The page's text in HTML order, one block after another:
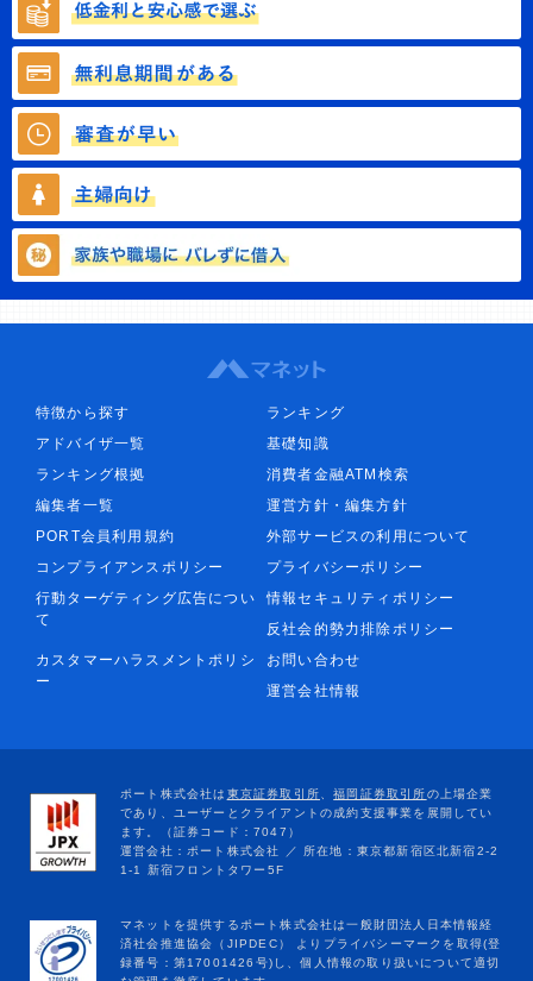
特徴から探す
ランキング
アドバイザ一覧
基礎知識
ランキング根拠
消費者金融ATM検索
編集者一覧
運営方針・編集方針
PORT会員利用規約
外部サービスの利用について
コンプライアンスポリシー
プライバシーポリシー
行動ターゲティング広告につい
て
情報セキュリティポリシー
反社会的勢力排除ポリシー
カスタマーハラスメントポリシ
ー
お問い合わせ
運営会社情報